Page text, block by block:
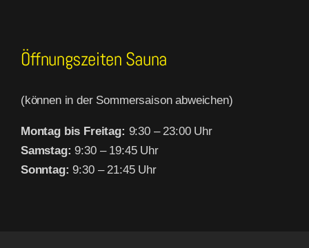
Öffnungszeiten Sauna
(können in der Sommersaison abweichen)
Montag bis Freitag: 9:30 – 23:00 Uhr
Samstag:9:30 – 19:45 Uhr
Sonntag:9:30 – 21:45 Uhr